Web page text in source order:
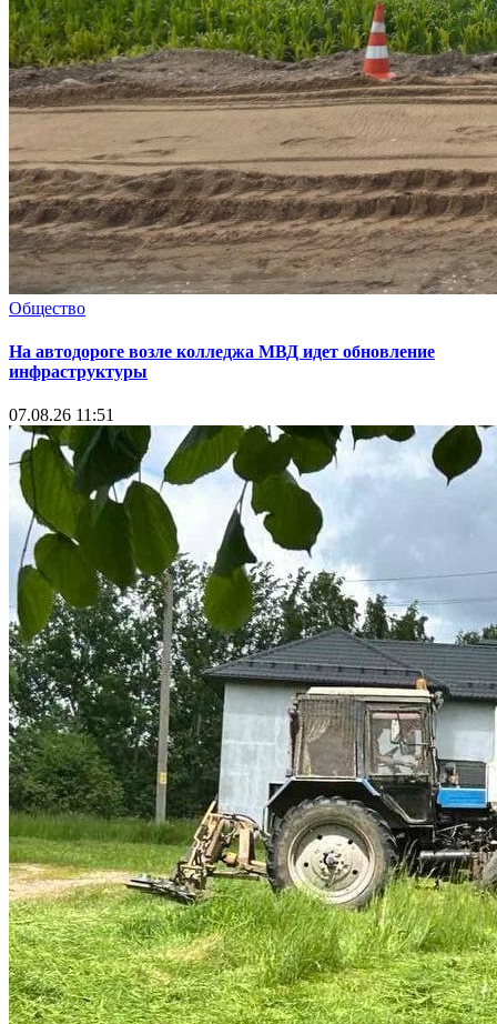
Общество
На автодороге возле колледжа МВД идет обновление
инфраструктуры
07.08.26 11:51